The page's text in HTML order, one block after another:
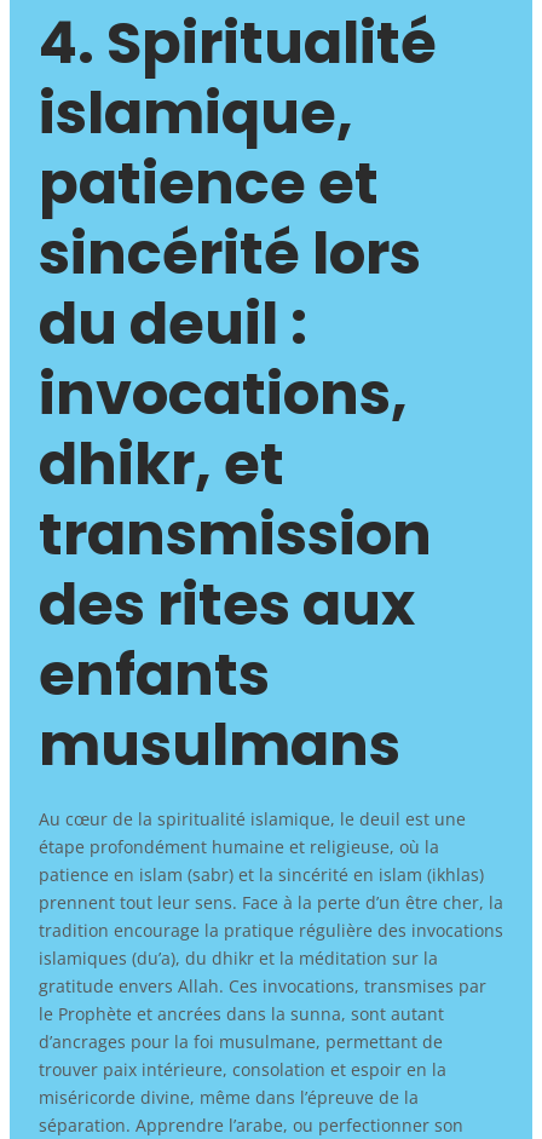
4. Spiritualité
islamique,
patience et
sincérité lors
du deuil :
invocations,
dhikr, et
transmission
des rites aux
enfants
musulmans
Au cœur de la spiritualité islamique, le deuil est une
étape profondément humaine et religieuse, où la
patience en islam (sabr) et la sincérité en islam (ikhlas)
prennent tout leur sens. Face à la perte d’un être cher, la
tradition encourage la pratique régulière des invocations
islamiques (du’a), du dhikr et la méditation sur la
gratitude envers Allah. Ces invocations, transmises par
le Prophète et ancrées dans la sunna, sont autant
d’ancrages pour la foi musulmane, permettant de
trouver paix intérieure, consolation et espoir en la
miséricorde divine, même dans l’épreuve de la
séparation. Apprendre l’arabe, ou perfectionner son